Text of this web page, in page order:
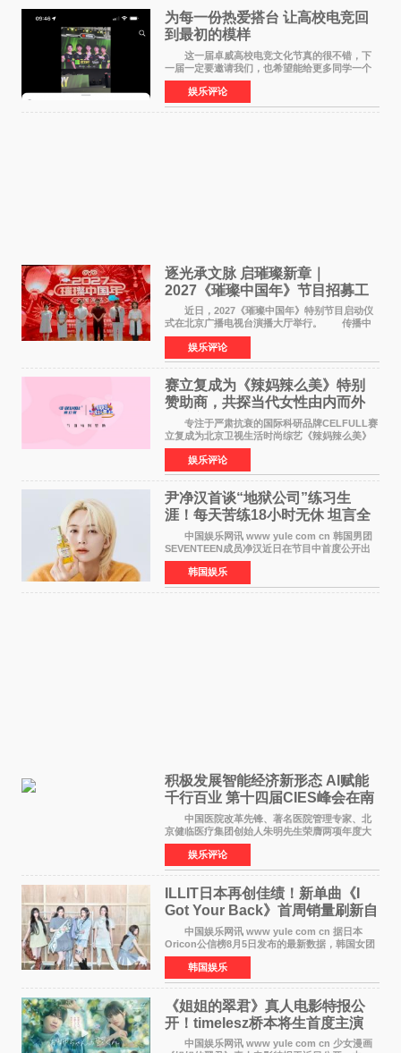
为每一份热爱搭台 让高校电竞回
到最初的模样
这一届卓威高校电竞文化节真的很不错，下
一届一定要邀请我们，也希望能给更多同学一个
来到现场的机会。 2026卓威高校电竞文化节
已经落下帷幕，在活动结束后，仍有不少高校电
竞社负责人和现
娱乐评论
逐光承文脉 启璀璨新章｜
2027《璀璨中国年》节目招募工
作圆满启动
近日，2027《璀璨中国年》特别节目启动仪
式在北京广播电视台演播大厅举行。 传播中
华优秀传统文化，弘扬纯正国风艺术，打造高规
格、高质感、正能量的文艺盛典，是璀璨中国年
矢志不渝的初心
娱乐评论
赛立复成为《辣妈辣么美》特别
赞助商，共探当代女性由内而外
活力美
专注于严肃抗衰的国际科研品牌CELFULL赛
立复成为北京卫视生活时尚综艺《辣妈辣么美》
的特别赞助商,明星辣妈袁咏仪倾情参与，向广大
都市女性传递健康生活新主张，寄语当代女性在
家庭与自我之间
娱乐评论
尹净汉首谈“地狱公司”练习生
涯！每天苦练18小时无休 坦言全
靠成员撑过来
中国娱乐网讯 www yule com cn 韩国男团
SEVENTEEN成员净汉近日在节目中首度公开出
道前的残酷练习生经历，并提及经纪公司Pledis
娱乐，引发广泛关注。 在8月2日播出的日本
TBS综艺节目《周
韩国娱乐
积极发展智能经济新形态 Al赋能
千行百业 第十四届CIES峰会在南
京盛大召开
中国医院改革先锋、著名医院管理专家、北
京健临医疗集团创始人朱明先生荣膺两项年度大
奖 2026年7月31日，盛夏金陵，长江之畔，
以重落地·真务实·强链接为主题的2026&lsquo;人
工智能+&rsquo
娱乐评论
ILLIT日本再创佳绩！新单曲《I
Got Your Back》首周销量刷新自
身纪录
中国娱乐网讯 www yule com cn 据日本
Oricon公信榜8月5日发布的最新数据，韩国女团
ILLIT在日本发行的第二张单曲《I Got Your
Back》首周销量达到71,009张，成功跻身最新一
期周单曲排行
韩国娱乐
《姐姐的翠君》真人电影特报公
开！timelesz桥本将生首度主演
12月4日上映
中国娱乐网讯 www yule com cn 少女漫画